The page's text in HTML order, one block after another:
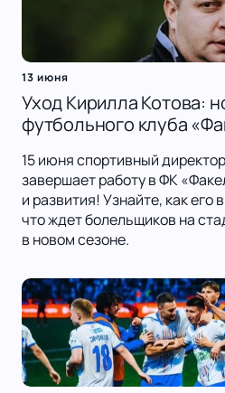
13 июня
Уход Кирилла Котова:
футбольного клуба
15 июня спортивный
завершает работу в ФК
и развития! Узнайте, как его
что ждет болельщиков на
в новом сезоне.